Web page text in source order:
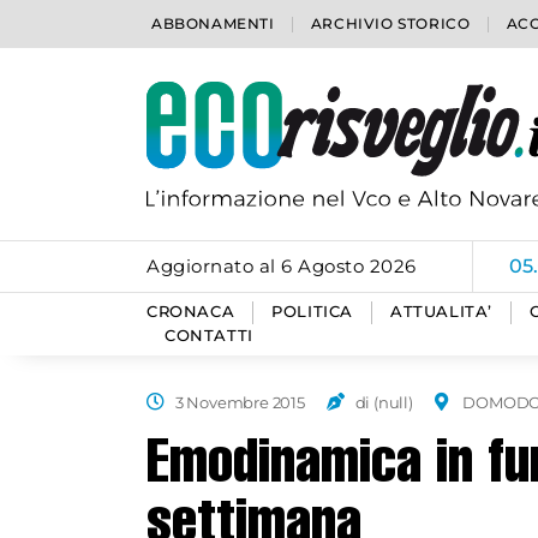
ABBONAMENTI ARCHIVIO STORICO
Aggiornato al 6 Agosto 2026
CRONACA POLITICA ATTUALITA’
CONTATTI
3 Novembre 2015 di (null)
Emodinamica in